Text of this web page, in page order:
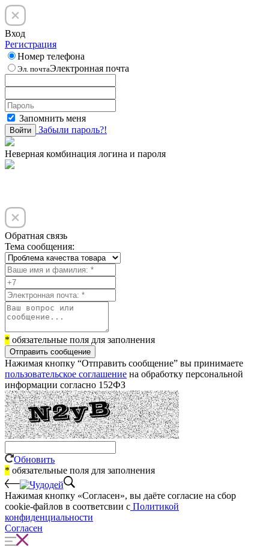
Вход
Регистрация
Номер телефона
Эл. почтаЭлектронная почта
Запомнить меня
Войти Забыли пароль?!
Неверная комбинация логина и пароля
Обратная связь
Тема сообщения:
* обязательные поля для заполнения
Отправить сообщение
Нажимая кнопку “Отправить сообщение” вы принимаете
пользовательское соглашение на обработку персональной
информации согласно 152ФЗ
Обновить
* обязательные поля для заполнения
Нажимая кнопку «Согласен», вы даёте cогласие на сбор
cookie-файлов в соответсвии с Политикой
конфиденциальности
Согласен